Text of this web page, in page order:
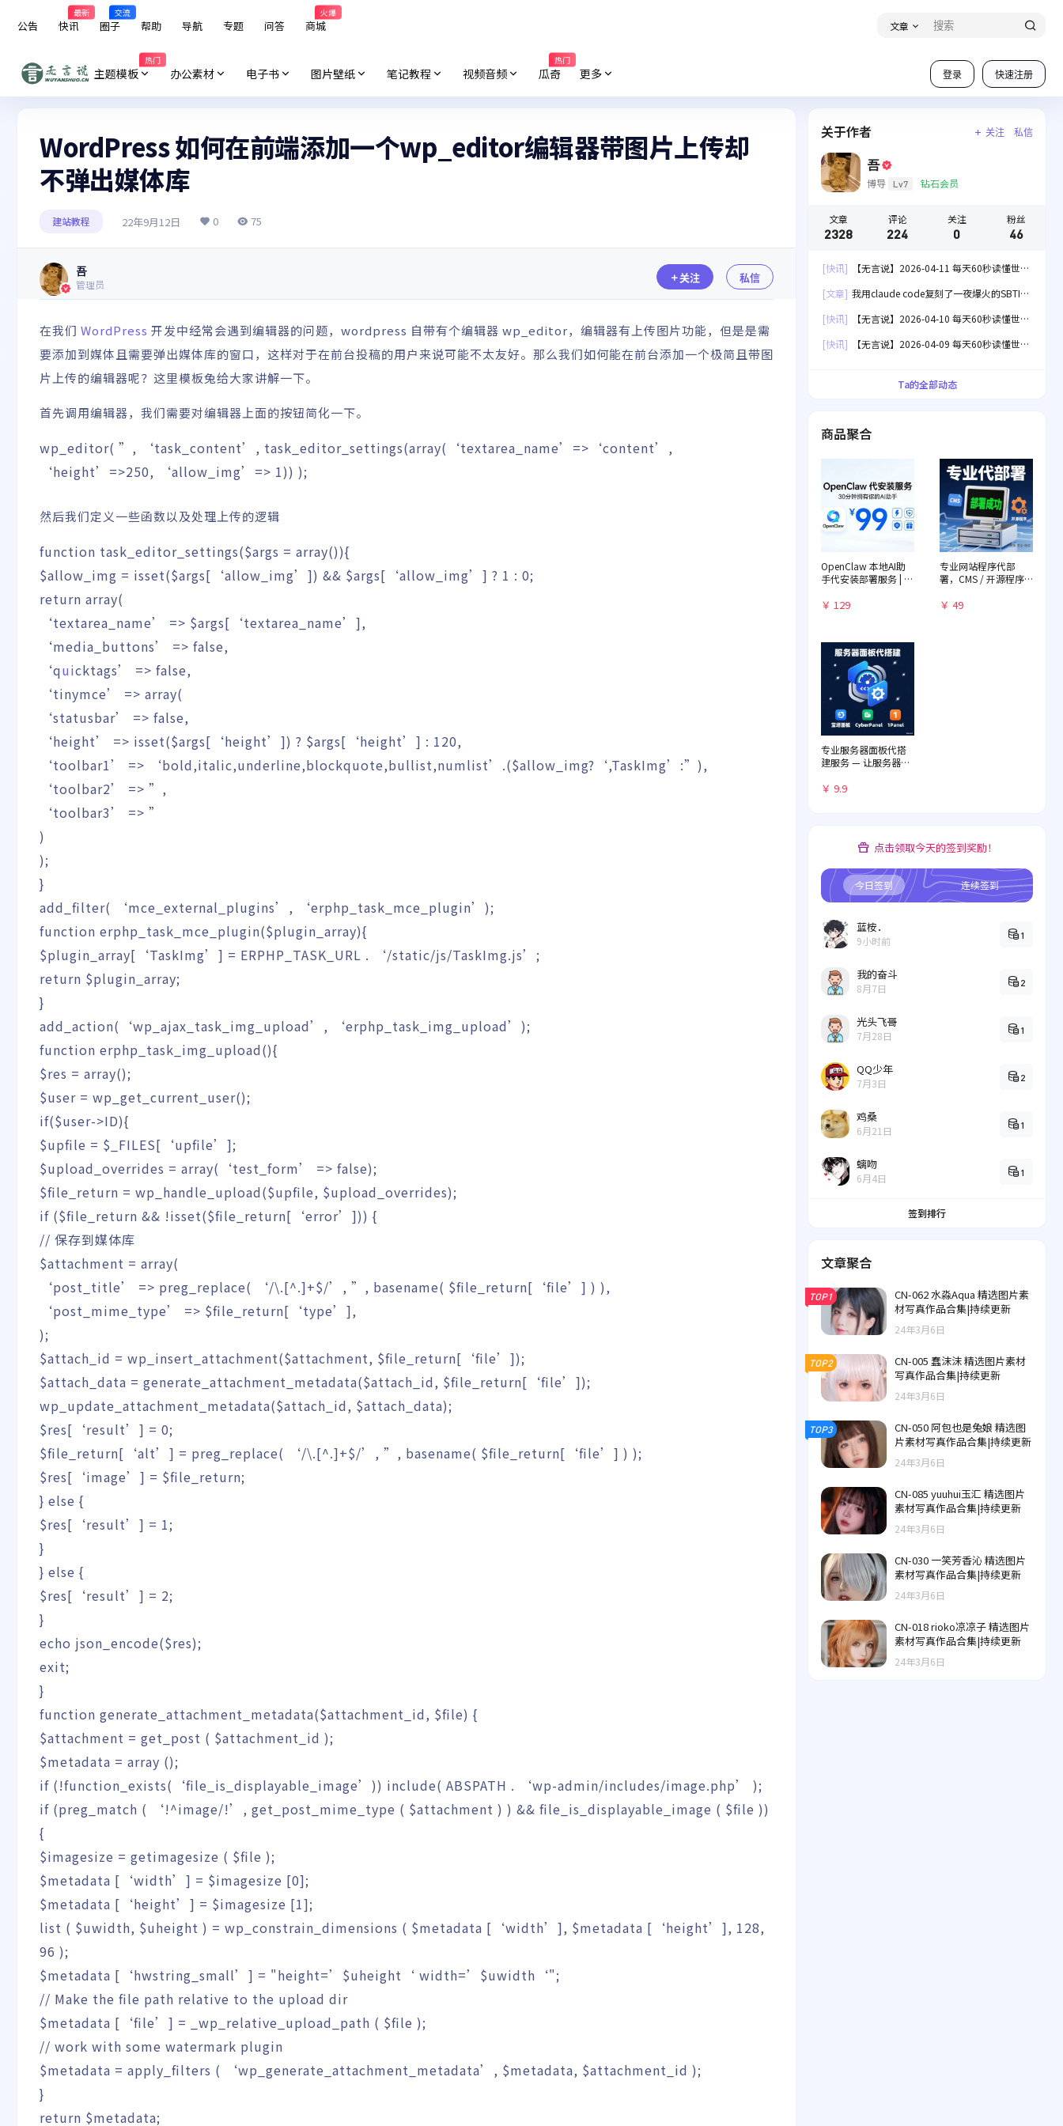
公告 快讯
最新
圈子
交流
帮助 导航 专题 问答 商城
火爆
文章
登录 快速注册
主题模板
热门
办公素材 电子书 图片壁纸 笔记教程 视频音频 瓜奇
热门
更多
WordPress 如何在前端添加一个wp_editor编辑器带图片上传却
不弹出媒体库
建站教程 22年9月12日 0 75
吾
管理员 关注 私信
在我们 WordPress 开发中经常会遇到编辑器的问题，wordpress 自带有个编辑器 wp_editor，编辑器有上传图片功能，但是是需
要添加到媒体且需要弹出媒体库的窗口，这样对于在前台投稿的用户来说可能不太友好。那么我们如何能在前台添加一个极简且带图
片上传的编辑器呢？这里模板兔给大家讲解一下。
首先调用编辑器，我们需要对编辑器上面的按钮简化一下。
wp_editor( ” , ‘task_content’ , task_editor_settings(array( ‘textarea_name’ => ‘content’ ,
‘height’ =>250, ‘allow_img’ => 1)) );
然后我们定义一些函数以及处理上传的逻辑
function task_editor_settings($args = array()){
$allow_img = isset($args[ ‘allow_img’ ]) && $args[ ‘allow_img’ ] ? 1 : 0;
return array(
‘textarea_name’
=> $args[ ‘textarea_name’ ],
‘media_buttons’
=> false,
‘quicktags’ => false,
‘tinymce’
=> array(
‘statusbar’
=> false,
‘height’
=> isset($args[ ‘height’ ]) ? $args[ ‘height’ ] : 120,
‘toolbar1’
=> ‘bold,italic,underline,blockquote,bullist,numlist’ .($allow_img? ‘,TaskImg’ :” ),
‘toolbar2’
=> ” ,
‘toolbar3’
=> ”
)
);
}
add_filter( ‘mce_external_plugins’ , ‘erphp_task_mce_plugin’ );
function erphp_task_mce_plugin($plugin_array){
$plugin_array[ ‘TaskImg’ ] = ERPHP_TASK_URL . ‘/static/js/TaskImg.js’ ;
return $plugin_array;
}
add_action( ‘wp_ajax_task_img_upload’ , ‘erphp_task_img_upload’ );
function erphp_task_img_upload(){
$res = array();
$user = wp_get_current_user();
if($user->ID){
$upfile = $_FILES[ ‘upfile’ ];
$upload_overrides = array( ‘test_form’ => false);
$file_return = wp_handle_upload($upfile, $upload_overrides);
if ($file_return && !isset($file_return[ ‘error’ ])) {
// 保存到媒体库
$attachment = array(
‘post_title’
=> preg_replace( ‘/\.[^.]+$/’ , ” , basename( $file_return[ ‘file’ ] ) ),
‘post_mime_type’
=> $file_return[ ‘type’ ],
);
$attach_id = wp_insert_attachment($attachment, $file_return[ ‘file’ ]);
$attach_data = generate_attachment_metadata($attach_id, $file_return[ ‘file’ ]);
wp_update_attachment_metadata($attach_id, $attach_data);
$res[ ‘result’ ] = 0;
$file_return[ ‘alt’ ] = preg_replace( ‘/\.[^.]+$/’ , ” , basename( $file_return[ ‘file’ ] ) );
$res[ ‘image’ ] = $file_return;
} else {
$res[ ‘result’ ] = 1;
}
} else {
$res[ ‘result’ ] = 2;
}
echo json_encode($res);
exit;
}
function generate_attachment_metadata($attachment_id, $file) {
$attachment = get_post ( $attachment_id );
$metadata = array ();
if (!function_exists( ‘file_is_displayable_image’ )) include( ABSPATH . ‘wp-admin/includes/image.php’ );
if (preg_match ( ‘!^image/!’ , get_post_mime_type ( $attachment ) ) && file_is_displayable_image ( $file ))
{
$imagesize = getimagesize ( $file );
$metadata [ ‘width’ ] = $imagesize [0];
$metadata [ ‘height’ ] = $imagesize [1];
list ( $uwidth, $uheight ) = wp_constrain_dimensions ( $metadata [ ‘width’ ], $metadata [ ‘height’ ], 128,
96 );
$metadata [ ‘hwstring_small’ ] = "height=’ $uheight ‘ width=’ $uwidth ‘";
// Make the file path relative to the upload dir
$metadata [ ‘file’ ] = _wp_relative_upload_path ( $file );
// work with some watermark plugin
$metadata = apply_filters ( ‘wp_generate_attachment_metadata’ , $metadata, $attachment_id );
}
return $metadata;
关于作者 关注 私信
吾
博导 Lv7 钻石会员
文章
2328
评论
224
关注
0
粉丝
46
[快讯]
【无言说】2026-04-11 每天60秒读懂世
[文章] 我用claude code复刻了一夜爆火的SBTI
[快讯]
【无言说】2026-04-10 每天60秒读懂世
[快讯]
【无言说】2026-04-09 每天60秒读懂世
Ta的全部动态
商品聚合
OpenClaw 本地AI助
手代安装部署服务 | 远
门教程
￥ 129
专业网站程序代部
署，CMS / 开源程序
￥ 49
专业服务器面板代搭
建服务 — 让服务器管
￥ 9.9
点击领取今天的签到奖励！
今日签到 连续签到
蓝桉．
9小时前 1
我的奋斗
8月7日 2
光头飞哥
7月28日 1
QQ少年
7月3日 2
鸡桑
6月21日 1
螭吻
6月4日 1
签到排行
文章聚合
TOP1
CN-062 水淼Aqua 精选图片素
材写真作品合集|持续更新
24年3月6日
TOP2
CN-005 蠢沫沫 精选图片素材
写真作品合集|持续更新
24年3月6日
TOP3
CN-050 阿包也是兔娘 精选图
片素材写真作品合集|持续更新
24年3月6日
CN-085 yuuhui玉汇 精选图片
素材写真作品合集|持续更新
24年3月6日
CN-030 一笑芳香沁 精选图片
素材写真作品合集|持续更新
24年3月6日
CN-018 rioko凉凉子 精选图片
素材写真作品合集|持续更新
24年3月6日